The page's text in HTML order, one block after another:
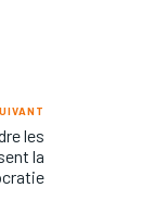
les
la